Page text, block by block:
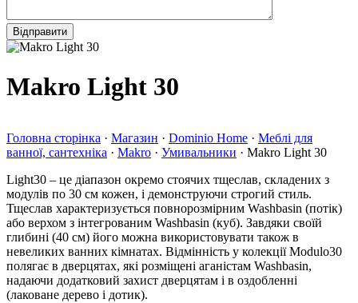
Makro Light 30
Головна сторінка · Магазин · Dominio Home · Меблі для
ванної, сантехніка · Makro · Умивальники · Makro Light 30
Light30 – це діапазон окремо стоячих тщеслав, складених з
модулів по 30 см кожен, і демонструючи строгий стиль.
Тщеслав характеризується повнорозмірним Washbasin (потік)
або верхом з інтегрованим Washbasin (куб). Завдяки своїй
глибині (40 см) його можна використовувати також в
невеликих ванних кімнатах. Відмінність у колекції Modulo30
полягає в дверцятах, які розміщені аганістам Washbasin,
надаючи додатковий захист дверцятам і в оздобленні
(лаковане дерево і дотик).